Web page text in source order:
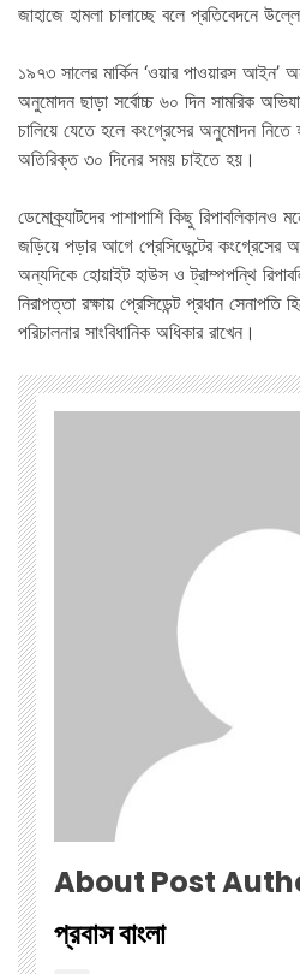
জাহাজে হামলা চালাচ্ছে বলে প্রতিবেদনে
১৯৭৩ সালের মার্কিন ‘ওয়ার পাওয়ারস আইন’
অনুমোদন ছাড়া সর্বোচ্চ ৬০ দিন সামরিক
চালিয়ে যেতে হলে কংগ্রেসের অনুমোদন
অতিরিক্ত ৩০ দিনের সময় চাইতে হয়।
ডেমোক্র্যাটদের পাশাপাশি কিছু রিপাবলিকানও
জড়িয়ে পড়ার আগে প্রেসিডেন্টের কংগ্রেসের
অন্যদিকে হোয়াইট হাউস ও ট্রাম্পপন্থি
নিরাপত্তা রক্ষায় প্রেসিডেন্ট প্রধান সেনাপতি
পরিচালনার সাংবিধানিক অধিকার রাখেন।
About Post
প্রবাস বাংলা